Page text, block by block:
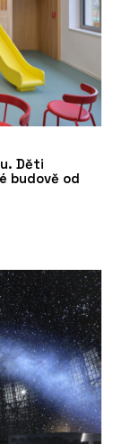
Děti
budově od